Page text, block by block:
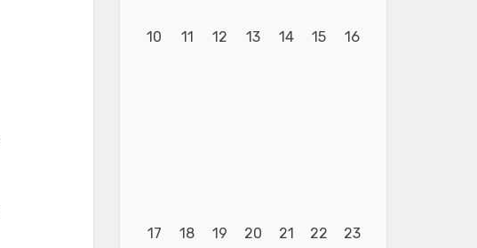
10 11 12 13 14 15 16
17 18 19 20 21 22 23